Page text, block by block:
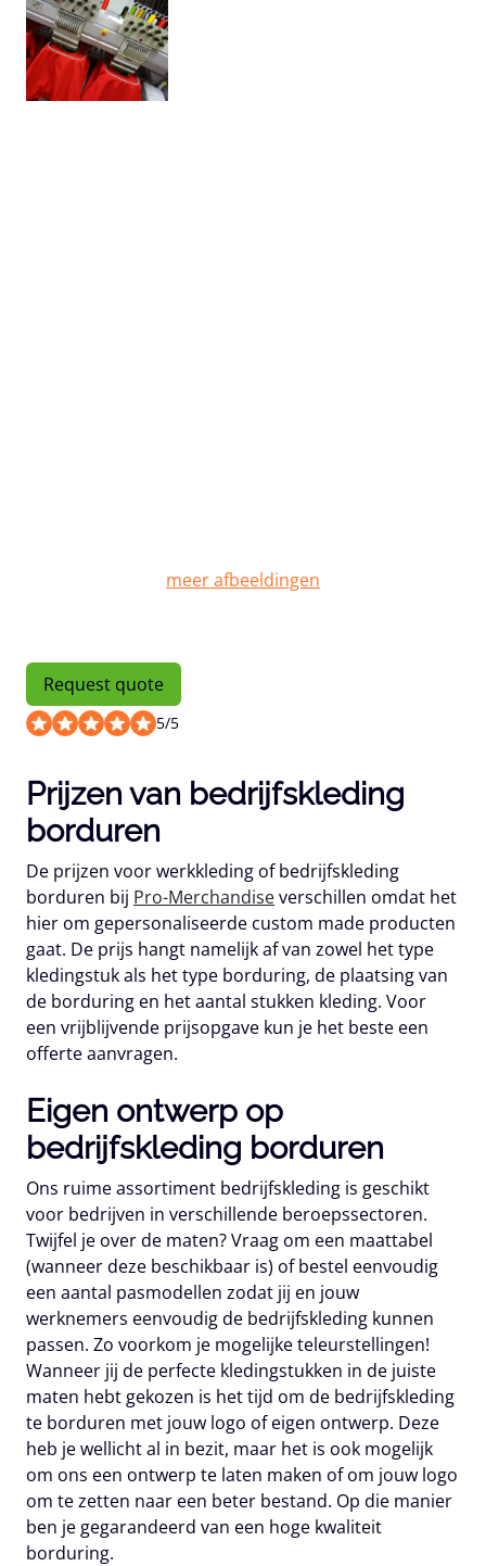
Request quote
5/5
Prijzen van bedrijfskleding
borduren
De prijzen voor werkkleding of bedrijfskleding
borduren bij Pro-Merchandiseverschillen omdat het
hier om gepersonaliseerde custom made producten
gaat. De prijs hangt namelijk af van zowel het type
kledingstuk als het type borduring, de plaatsing van
de borduring en het aantal stukken kleding. Voor
een vrijblijvende prijsopgave kun je het beste een
offerte aanvragen.
Eigen ontwerp op
bedrijfskleding borduren
Ons ruime assortiment bedrijfskleding is geschikt
voor bedrijven in verschillende beroepssectoren.
Twijfel je over de maten? Vraag om een maattabel
(wanneer deze beschikbaar is) of bestel eenvoudig
een aantal pasmodellen zodat jij en jouw
werknemers eenvoudig de bedrijfskleding kunnen
passen. Zo voorkom je mogelijke teleurstellingen!
Wanneer jij de perfecte kledingstukken in de juiste
maten hebt gekozen is het tijd om de bedrijfskleding
te borduren met jouw logo of eigen ontwerp. Deze
heb je wellicht al in bezit, maar het is ook mogelijk
om ons een ontwerp te laten maken of om jouw logo
om te zetten naar een beter bestand. Op die manier
ben je gegarandeerd van een hoge kwaliteit
borduring.